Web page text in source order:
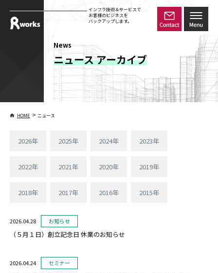
インフラ技術＆サービスで
お客様のビジネスを
バックアップします。
News
ニュース アーカイブ
HOME > ニュース
2026年 2025年 2024年 2023年
2022年 2021年 2020年 2019年
2018年 2017年 2016年 2015年
2026.04.28 お知らせ
（５月１日）創立記念日 休業のお知らせ
2026.04.24 セミナー